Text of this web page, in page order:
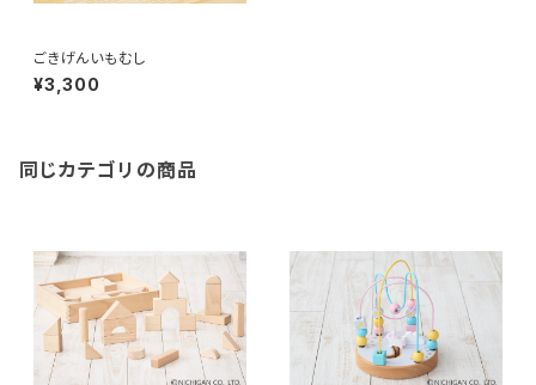
ごきげんいもむし
¥3,300
同じカテゴリの商品